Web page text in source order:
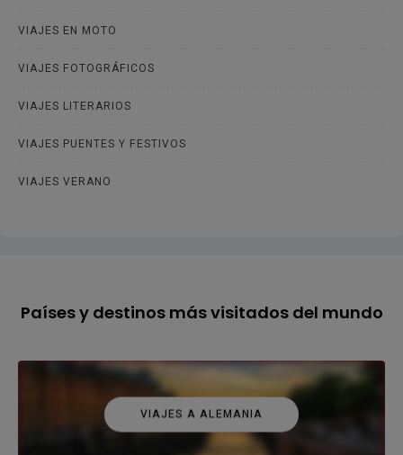
VIAJES EN MOTO
VIAJES FOTOGRÁFICOS
VIAJES LITERARIOS
VIAJES PUENTES Y FESTIVOS
VIAJES VERANO
Países y destinos más visitados del mundo
VIAJES A ALEMANIA